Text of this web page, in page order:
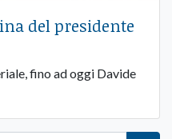
del presidente
fino ad oggi Davide